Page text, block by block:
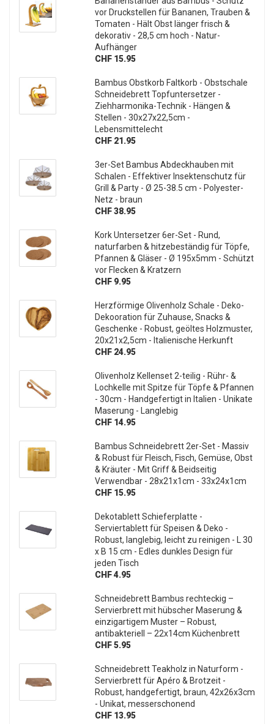
vor Druckstellen für Bananen, Trauben &
Tomaten - Hält Obst länger frisch &
dekorativ - 28,5 cm hoch - Natur-
Aufhänger
CHF 15.95
Bambus Obstkorb Faltkorb - Obstschale
Schneidebrett Topfuntersetzer -
Ziehharmonika-Technik - Hängen &
Stellen - 30x27x22,5cm -
Lebensmittelecht
CHF 21.95
3er-Set Bambus Abdeckhauben mit
Schalen - Effektiver Insektenschutz für
Grill & Party - Ø 25-38.5 cm - Polyester-
Netz - braun
CHF 38.95
Kork Untersetzer 6er-Set - Rund,
naturfarben & hitzebeständig für Töpfe,
Pfannen & Gläser - Ø 195x5mm - Schützt
vor Flecken & Kratzern
CHF 9.95
Herzförmige Olivenholz Schale - Deko-
Dekooration für Zuhause, Snacks &
Geschenke - Robust, geöltes Holzmuster,
20x21x2,5cm - Italienische Herkunft
CHF 24.95
Olivenholz Kellenset 2-teilig - Rühr- &
Lochkelle mit Spitze für Töpfe & Pfannen
- 30cm - Handgefertigt in Italien - Unikate
Maserung - Langlebig
CHF 14.95
Bambus Schneidebrett 2er-Set - Massiv
& Robust für Fleisch, Fisch, Gemüse, Obst
& Kräuter - Mit Griff & Beidseitig
Verwendbar - 28x21x1cm - 33x24x1cm
CHF 15.95
Dekotablett Schieferplatte -
Serviertablett für Speisen & Deko -
Robust, langlebig, leicht zu reinigen - L 30
x B 15 cm - Edles dunkles Design für
jeden Tisch
CHF 4.95
Schneidebrett Bambus rechteckig –
Servierbrett mit hübscher Maserung &
einzigartigem Muster – Robust,
antibakteriell – 22x14cm Küchenbrett
CHF 5.95
Schneidebrett Teakholz in Naturform -
Servierbrett für Apéro & Brotzeit -
Robust, handgefertigt, braun, 42x26x3cm
- Unikat, messerschonend
CHF 13.95